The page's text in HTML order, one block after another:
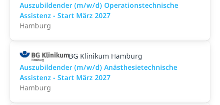
Auszubildender (m/w/d) Operationstechnische
Assistenz - Start März 2027
Hamburg
BG Klinikum Hamburg
Auszubildender (m/w/d) Anästhesietechnische
Assistenz - Start März 2027
Hamburg